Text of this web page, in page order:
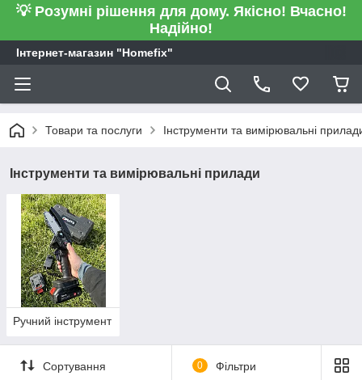
💡 Розумні рішення для дому. Якісно! Вчасно!
Надійно!
Інтернет-магазин "Homefix"
Товари та послуги Інструменти та вимірювальні
Інструменти та вимірювальні прилади
Ручний інструмент
Сортування 0 Фільтри